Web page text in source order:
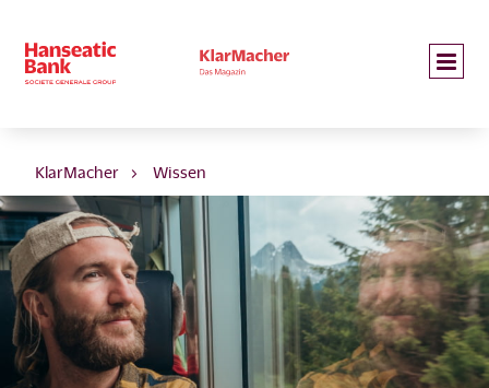
KlarMacher Wissen